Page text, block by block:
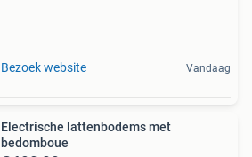
Bezoek website Vandaag
Electrische lattenbodems met
bedomboue